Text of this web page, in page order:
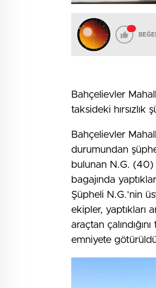
Bahçelievler
taksideki hırsızlık
Bahçelievler
durumundan
bulunan N.G. (40)
bagajında
Şüpheli N.G.’nin
ekipler, yaptıkları
araçtan
emniyete